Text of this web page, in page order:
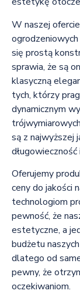
W naszej
się prostą
sprawia, że są
klasyczną
tych, którzy
dynamicznym
są z najwyższej
Oferujemy
ceny do jakości
technologiom
pewność, że
estetyczne, a
budżetu
dlatego od
pewny, że
oczekiwaniom.